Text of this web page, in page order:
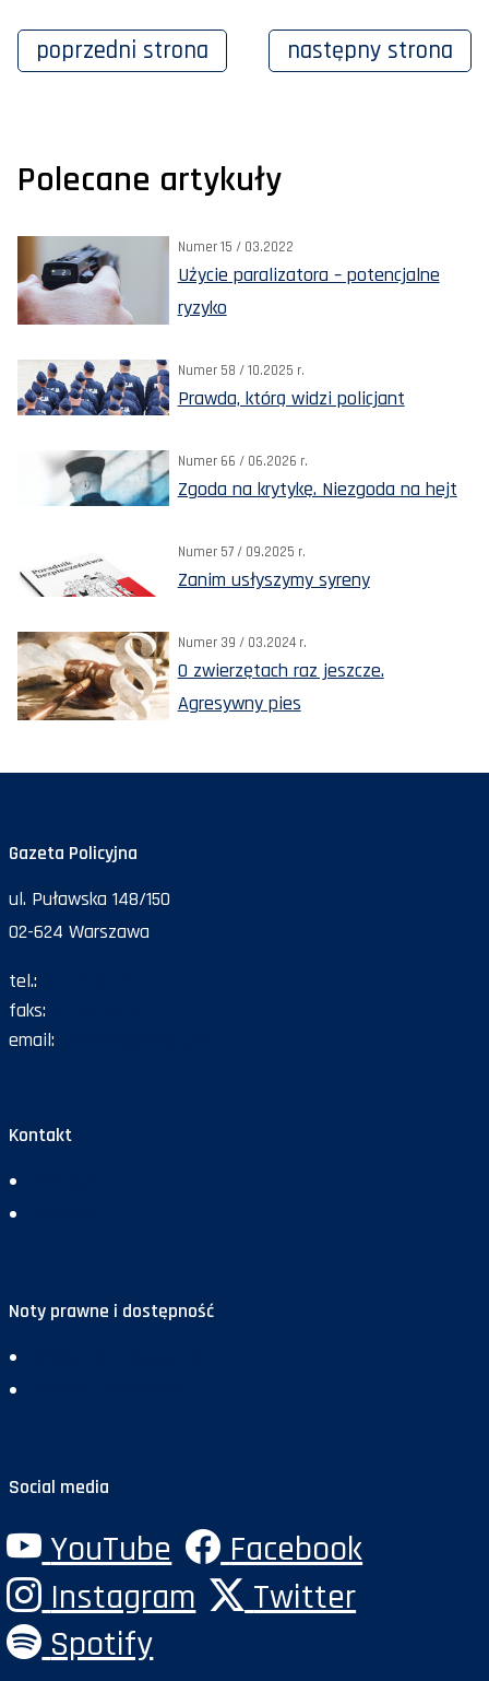
poprzedni strona następny strona
Polecane artykuły
Numer 15 / 03.2022
Użycie paralizatora – potencjalne
ryzyko
Numer 58 / 10.2025 r.
Prawda, którą widzi policjant
Numer 66 / 06.2026 r.
Zgoda na krytykę. Niezgoda na hejt
Numer 57 / 09.2025 r.
Zanim usłyszymy syreny
Numer 39 / 03.2024 r.
O zwierzętach raz jeszcze.
Agresywny pies
Gazeta Policyjna
ul. Puławska 148/150
02-624 Warszawa
tel.:
faks:
email:
Kontakt
Noty prawne i dostępność
Social media
YouTube
Facebook
Instagram
Twitter
Spotify